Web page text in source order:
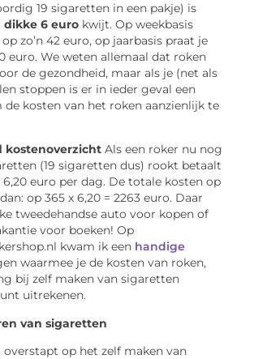
19 sigaretten in een pakje) is
dikke 6 euro kwijt. Op weekbasis
zo’n 42 euro, op jaarbasis praat je
euro. We weten allemaal dat roken
de gezondheid, maar als je (net als
stoppen is er in ieder geval een
kosten van het roken aanzienlijk te
kostenoverzichtAls een roker nu nog
(19 sigaretten dus) rookt betaalt
euro per dag. De totale kosten op
op 365 x 6,20 = 2263 euro. Daar
tweedehandse auto voor kopen of
voor boeken! Op
kwam ik een handige
waarmee je de kosten van roken,
bij zelf maken van sigaretten
uitrekenen.
van sigaretten
overstapt op het zelf maken van